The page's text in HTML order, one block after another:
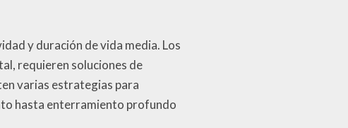
y duración de vida media. Los
requieren soluciones de
varias estrategias para
hasta enterramiento profundo